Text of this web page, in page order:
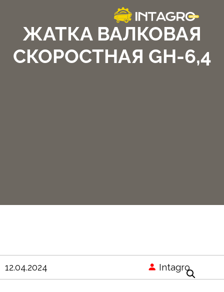
ЖАТКА ВАЛКОВАЯ
СКОРОСТНАЯ GH-6,4
12.04.2024 Intagro